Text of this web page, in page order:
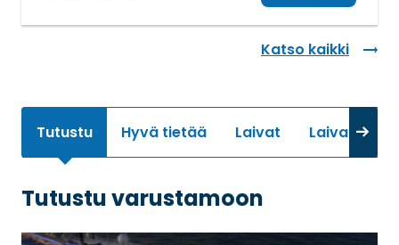
Katso kaikki
Tutustu Hyvä tietää Laivat Laivaluokat
Tutustu varustamoon